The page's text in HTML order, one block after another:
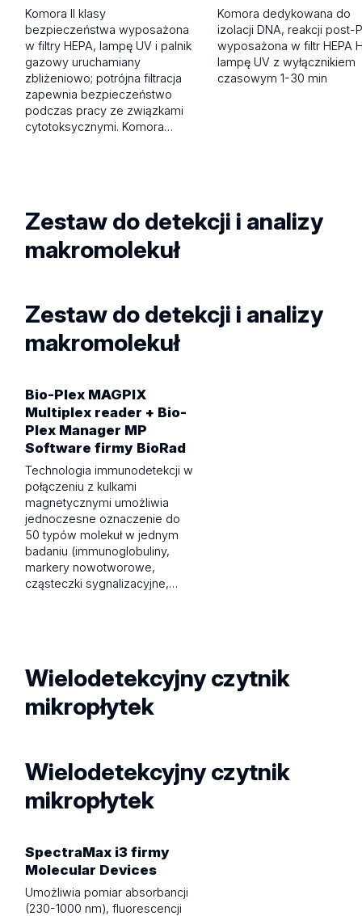
Komora II klasy
bezpieczeństwa wyposażona
w filtry HEPA, lampę UV i palnik
gazowy uruchamiany
zbliżeniowo; potrójna filtracja
zapewnia bezpieczeństwo
podczas pracy ze związkami
cytotoksycznymi. Komora…
Komora dedykowana do
izolacji DNA, reakcji post-
wyposażona w filtr HEPA
lampę UV z wyłącznikiem
czasowym 1-30 min
Zestaw do detekcji i analizy
makromolekuł
Zestaw do detekcji i analizy
makromolekuł
Bio-Plex MAGPIX
Multiplex reader + Bio-
Plex Manager MP
Software firmy BioRad
Technologia immunodetekcji w
połączeniu z kulkami
magnetycznymi umożliwia
jednoczesne oznaczenie do
50 typów molekuł w jednym
badaniu (immunoglobuliny,
markery nowotworowe,
cząsteczki sygnalizacyjne,…
Wielodetekcyjny czytnik
mikropłytek
Wielodetekcyjny czytnik
mikropłytek
SpectraMax i3 firmy
Molecular Devices
Umożliwia pomiar absorbancji
(230-1000 nm), fluorescencji